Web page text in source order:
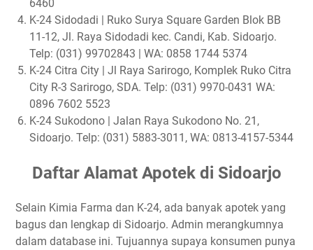
6460
K-24 Sidodadi | Ruko Surya Square Garden Blok BB
11-12, Jl. Raya Sidodadi kec. Candi, Kab. Sidoarjo.
Telp: (031) 99702843 | WA: 0858 1744 5374
K-24 Citra City | Jl Raya Sarirogo, Komplek Ruko Citra
City R-3 Sarirogo, SDA. Telp: (031) 9970-0431 WA:
0896 7602 5523
K-24 Sukodono | Jalan Raya Sukodono No. 21,
Sidoarjo. Telp: (031) 5883-3011, WA: 0813-4157-5344
Daftar Alamat Apotek di Sidoarjo
Selain Kimia Farma dan K-24, ada banyak apotek yang
bagus dan lengkap di Sidoarjo. Admin merangkumnya
dalam database ini. Tujuannya supaya konsumen punya